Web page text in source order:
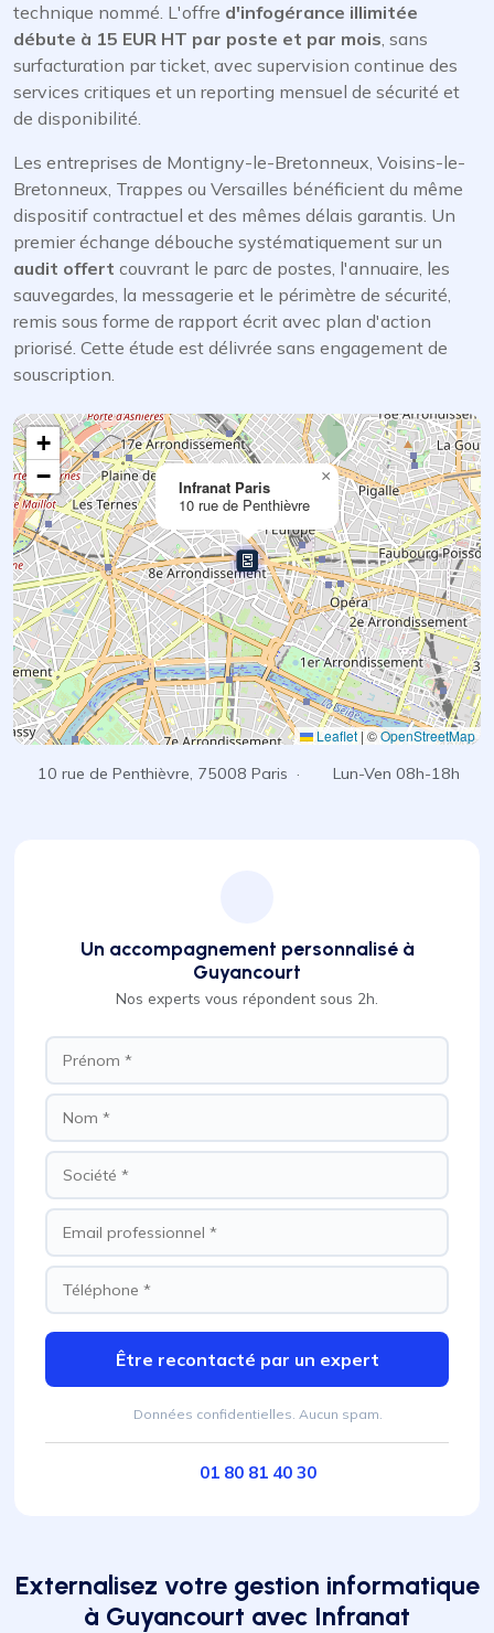
technique nommé. L'offre d'infogérance illimitée
débute à 15 EUR HT par poste et par mois, sans
surfacturation par ticket, avec supervision continue des
services critiques et un reporting mensuel de sécurité et
de disponibilité.
Les entreprises de Montigny-le-Bretonneux, Voisins-le-
Bretonneux, Trappes ou Versailles bénéficient du même
dispositif contractuel et des mêmes délais garantis. Un
premier échange débouche systématiquement sur un
audit offert couvrant le parc de postes, l'annuaire, les
sauvegardes, la messagerie et le périmètre de sécurité,
remis sous forme de rapport écrit avec plan d'action
priorisé. Cette étude est délivrée sans engagement de
souscription.
Infranat Paris
10 rue de Penthièvre
×
+
−
Leaflet|©OpenStreetMap
10 rue de Penthièvre, 75008 Paris · Lun-Ven 08h-18h
Un accompagnement personnalisé à
Guyancourt
Nos experts vous répondent sous 2h.
Être recontacté par un expert
Données confidentielles. Aucun spam.
01 80 81 40 30
Externalisez votre gestion informatique
à Guyancourt avec Infranat